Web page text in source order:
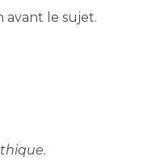
avant le sujet.